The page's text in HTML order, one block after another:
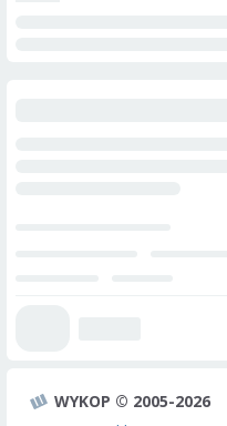
WYKOP © 2005-2026